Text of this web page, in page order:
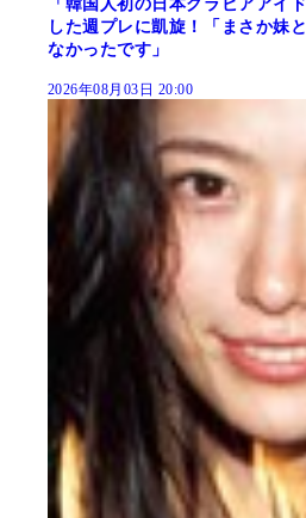
「韓国人初の日本グラビアアイ
した週プレに凱旋！「まさか妹
なかったです」
2026年08月03日 20:00